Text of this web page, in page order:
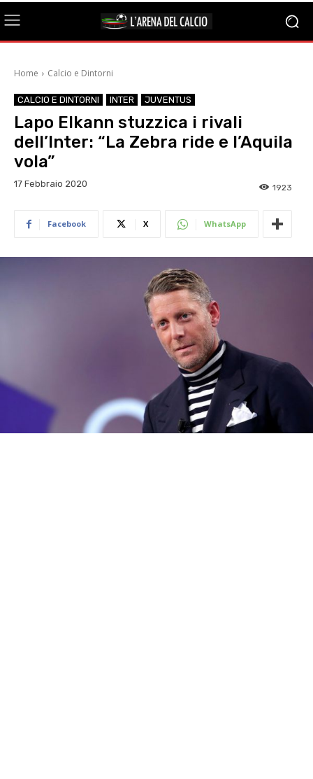
Home Calcio e Dintorni
CALCIO E DINTORNI INTER JUVENTUS
Lapo Elkann stuzzica i rivali
dell’Inter: “La Zebra ride e l’Aquila
vola”
17 Febbraio 2020 1923
Facebook X WhatsApp